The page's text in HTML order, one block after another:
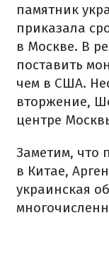
памятник
приказала
в Москве. В
поставить
чем в США.
вторжение,
центре
Заметим, что
в Китае,
украинская